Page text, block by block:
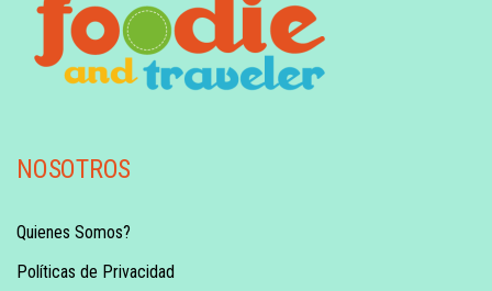
NOSOTROS
Quienes Somos?
Políticas de Privacidad